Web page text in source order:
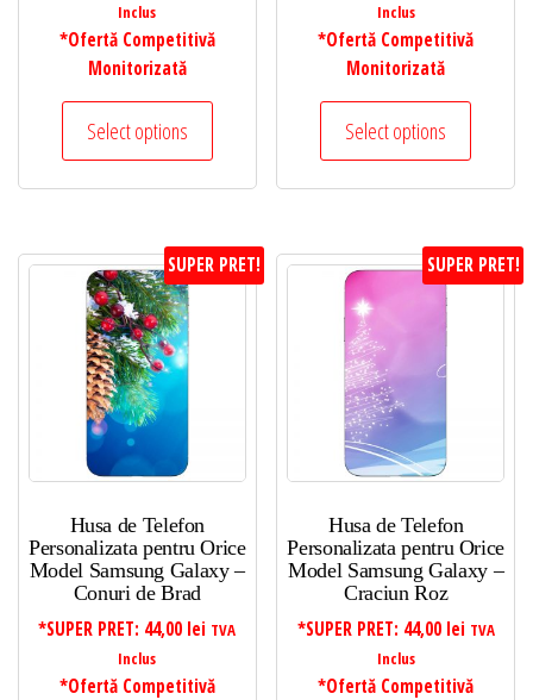
Inclus
*Ofertă Competitivă
Monitorizată
Select options
Inclus
*Ofertă Competitivă
Monitorizată
Select options
SUPER PRET!
Husa de Telefon
Personalizata pentru Orice
Model Samsung Galaxy –
Conuri de Brad
*SUPER PRET: 44,00 lei TVA
Inclus
*Ofertă Competitivă
SUPER PRET!
Husa de Telefon
Personalizata pentru Orice
Model Samsung Galaxy –
Craciun Roz
*SUPER PRET: 44,00 lei TVA
Inclus
*Ofertă Competitivă